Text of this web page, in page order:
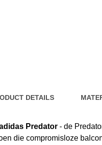
DETAILS
Predator - de
die compromisloze